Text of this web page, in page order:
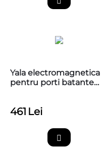
Yala electromagnetica
pentru porti batante
461 Lei